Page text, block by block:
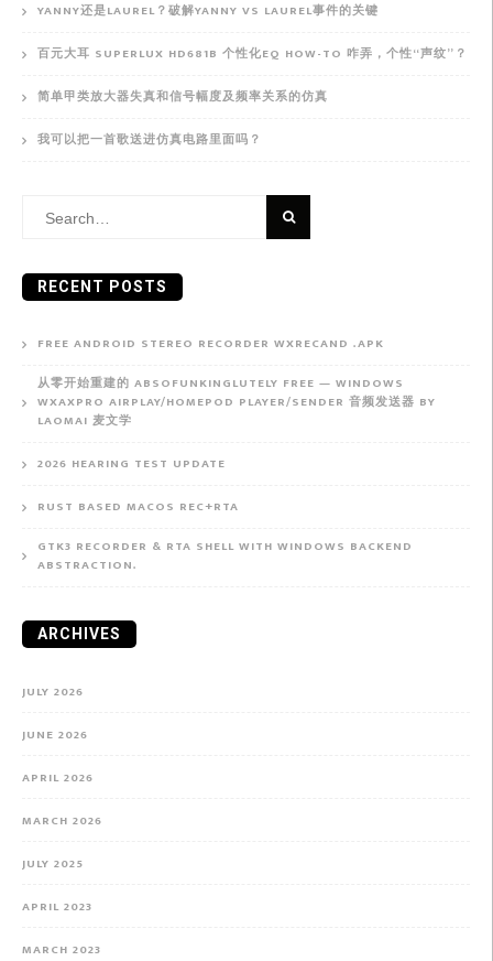
YANNY还是LAUREL？破解YANNY VS LAUREL事件的关键
百元大耳 SUPERLUX HD681B 个性化EQ HOW-TO 咋弄，个性“声纹”？
简单甲类放大器失真和信号幅度及频率关系的仿真
我可以把一首歌送进仿真电路里面吗？
Search
RECENT POSTS
FREE ANDROID STEREO RECORDER WXRECAND .APK
从零开始重建的 ABSOFUNKINGLUTELY FREE — WINDOWS
WXAXPRO AIRPLAY/HOMEPOD PLAYER/SENDER 音频发送器 BY
LAOMAI 麦文学
2026 HEARING TEST UPDATE
RUST BASED MACOS REC+RTA
GTK3 RECORDER & RTA SHELL WITH WINDOWS BACKEND
ABSTRACTION.
ARCHIVES
JULY 2026
JUNE 2026
APRIL 2026
MARCH 2026
JULY 2025
APRIL 2023
MARCH 2023